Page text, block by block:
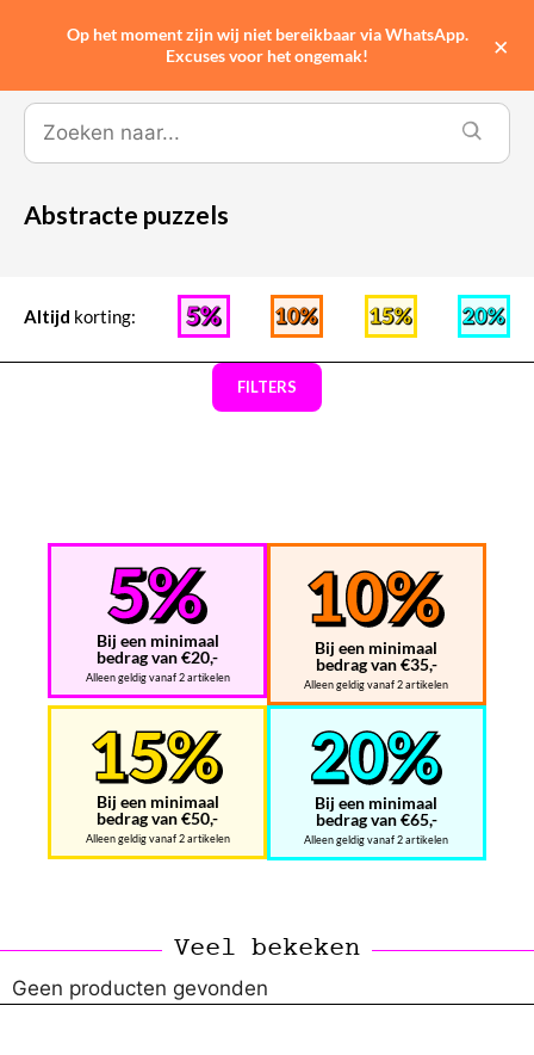
Abstracte puzzels
Altijd korting:
FILTERS
Bij een minimaal
bedrag van €20,-
Alleen geldig vanaf 2 artikelen
Bij een minimaal
bedrag van €35,-
Alleen geldig vanaf 2 artikelen
Bij een minimaal
bedrag van €50,-
Alleen geldig vanaf 2 artikelen
Bij een minimaal
bedrag van €65,-
Alleen geldig vanaf 2 artikelen
Veel bekeken
Geen producten gevonden
Op het moment zijn wij niet bereikbaar via WhatsApp.
Excuses voor het ongemak!
×